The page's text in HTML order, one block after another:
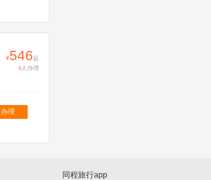
546起
4人办理
办理
同程旅行app